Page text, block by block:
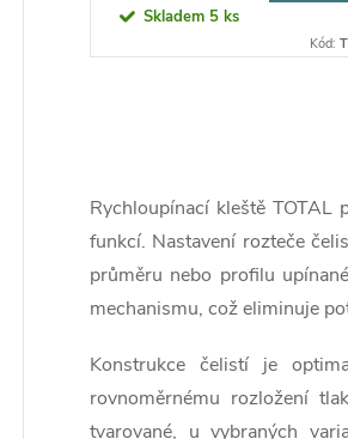
t
d
t
ů
Skladem 5 ks
Kód:
v
l
á
a
Rychloupínací kleště TOTAL
funkcí. Nastavení rozteče
průměru nebo profilu
mechanismu, což eliminuje
Konstrukce čelistí je
rovnoměrnému rozložení
tvarované, u vybraných